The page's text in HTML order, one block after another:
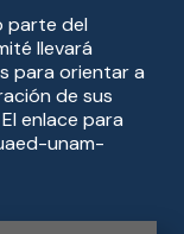
parte del
llevará
para orientar a
de sus
enlace para
unam-